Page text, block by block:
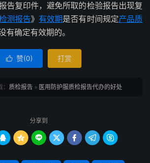
告复印件，避免所取的检验报告出现复
测报告》有效期是否有时间规定产品质
有确定有效期的。
 赞(0) 打赏
质检报告 » 医用防护服质检报告代办的好处
分享到
      